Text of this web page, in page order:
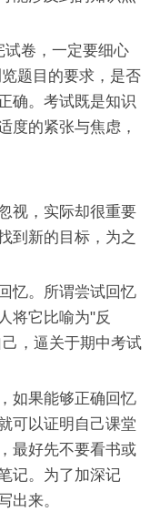
卷，一定要细心
题目的要求，是否
确。考试既是知识
度的紧张与焦虑，
，实际却很重要
到新的目标，为之
。所谓尝试回忆
将它比喻为"反
，逼关于期中考试
果能够正确回忆
可以证明自己课堂
最好先不要看书或
记。为了加深记
出来。